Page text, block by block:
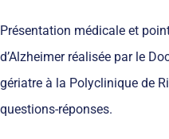
Présentation médicale et
d’Alzheimer réalisée par le
gériatre à la Polyclinique de
questions-réponses.